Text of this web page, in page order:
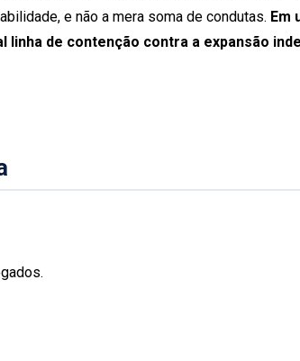
e não a mera soma de condutas. Em
linha de contenção contra a expansão